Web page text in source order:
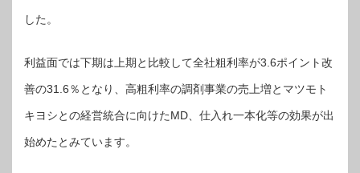
した。
利益面では下期は上期と比較して全社粗利率が3.6ポイント改
善の31.6％となり、高粗利率の調剤事業の売上増とマツモト
キヨシとの経営統合に向けたMD、仕入れ一本化等の効果が出
始めたとみています。